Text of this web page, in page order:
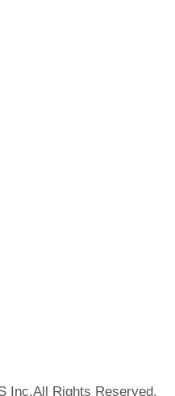
Inc.All Rights Reserved.